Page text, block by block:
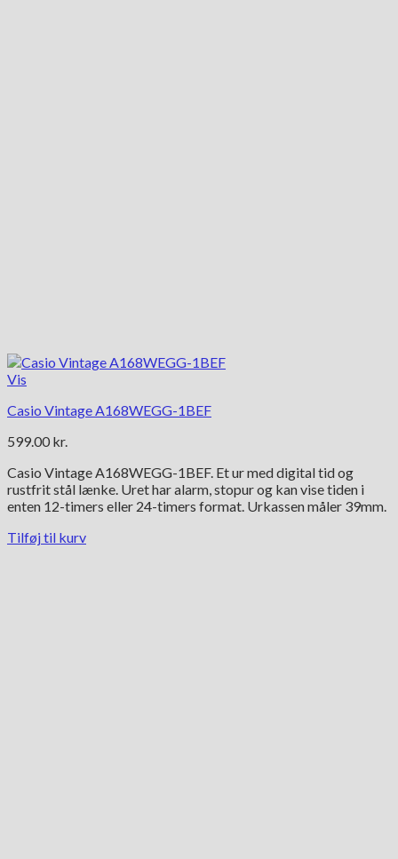
Vis
Casio Vintage A168WEGG-1BEF
599.00 kr.
Casio Vintage A168WEGG-1BEF. Et ur med digital tid og
rustfrit stål lænke. Uret har alarm, stopur og kan vise tiden i
enten 12-timers eller 24-timers format. Urkassen måler 39mm.
Tilføj til kurv